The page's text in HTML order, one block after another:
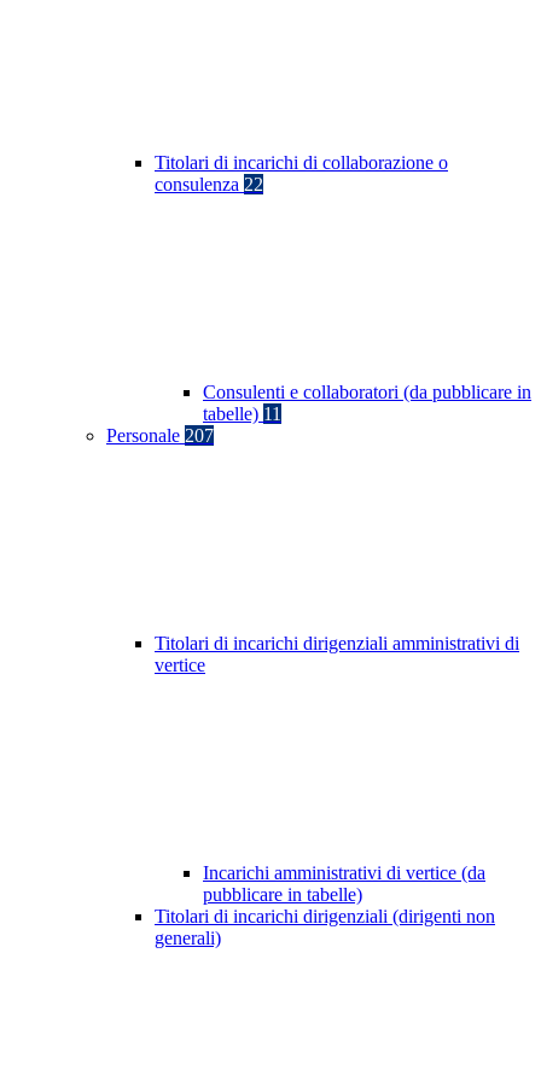
Titolari di incarichi di collaborazione o
consulenza 22
Consulenti e collaboratori (da pubblicare in
tabelle) 11
Personale 207
Titolari di incarichi dirigenziali amministrativi di
vertice
Incarichi amministrativi di vertice (da
pubblicare in tabelle)
Titolari di incarichi dirigenziali (dirigenti non
generali)